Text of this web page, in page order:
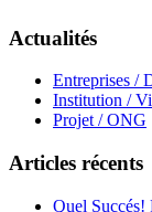
Actualités
Entreprises /
Institution /
Projet / ONG
Articles récents
Quel Succés!